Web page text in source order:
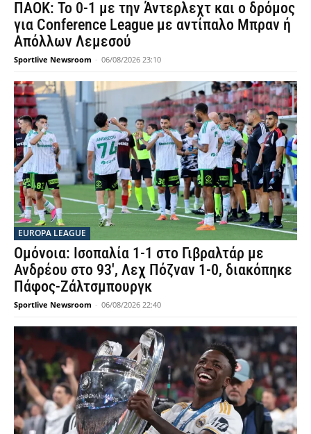
ΠΑΟΚ: Το 0-1 με την Άντερλεχτ και ο δρόμος
για Conference League με αντίπαλο Μπραν ή
Απόλλων Λεμεσού
Sportlive Newsroom - 06/08/2026 23:10
EUROPA LEAGUE
Ομόνοια: Ισοπαλία 1-1 στο Γιβραλτάρ με
Ανδρέου στο 93′, Λεχ Πόζναν 1-0, διακόπηκε
Πάφος-Ζάλτσμπουργκ
Sportlive Newsroom - 06/08/2026 22:40